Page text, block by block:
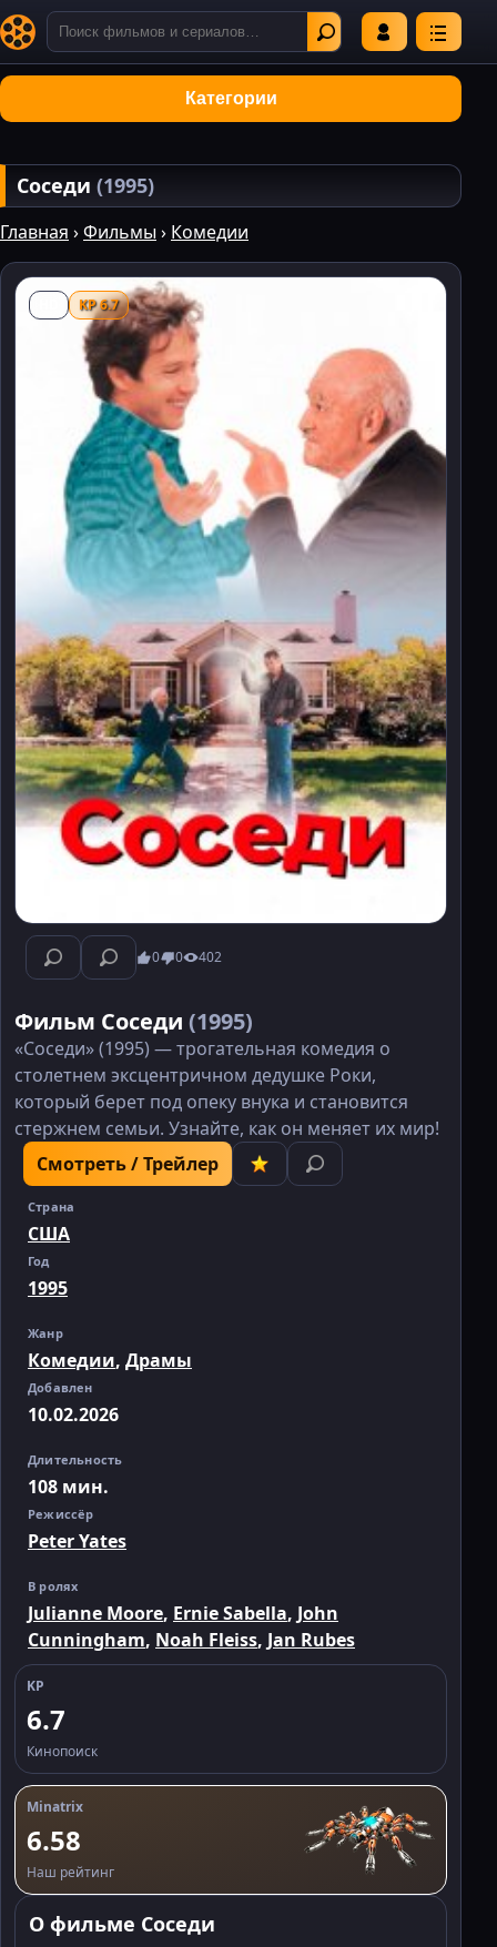
Категории
Соседи (1995)
Главная ›Фильмы › Комедии
KP 6.7
0 0 402
Фильм Соседи (1995)
«Соседи» (1995) — трогательная комедия о
столетнем эксцентричном дедушке Роки,
который берет под опеку внука и становится
стержнем семьи. Узнайте, как он меняет их мир!
Смотреть / Трейлер
Страна
США
Год
1995
Жанр
Комедии, Драмы
Добавлен
10.02.2026
Длительность
108 мин.
Режиссёр
Peter Yates
В ролях
Julianne Moore, Ernie Sabella, John
Cunningham, Noah Fleiss, Jan Rubes
KP
6.7
Кинопоиск
Minatrix
6.58
Наш рейтинг
О фильме Соседи